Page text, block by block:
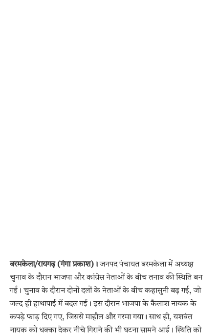
बरमकेला/रायगढ़ (गंगा प्रकाश)। जनपद पंचायत बरमकेला में अध्यक्ष
चुनाव के दौरान भाजपा और कांग्रेस नेताओं के बीच तनाव की स्थिति बन
गई। चुनाव के दौरान दोनों दलों के नेताओं के बीच कहासुनी बढ़ गई, जो
जल्द ही हाथापाई में बदल गई। इस दौरान भाजपा के कैलाश नायक के
कपड़े फाड़ दिए गए, जिससे माहौल और गरमा गया। साथ ही, यशवंत
नायक को धक्का देकर नीचे गिराने की भी घटना सामने आई। स्थिति को